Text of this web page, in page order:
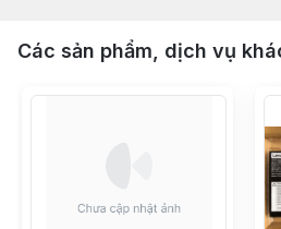
Các sản phẩm, dịch vụ